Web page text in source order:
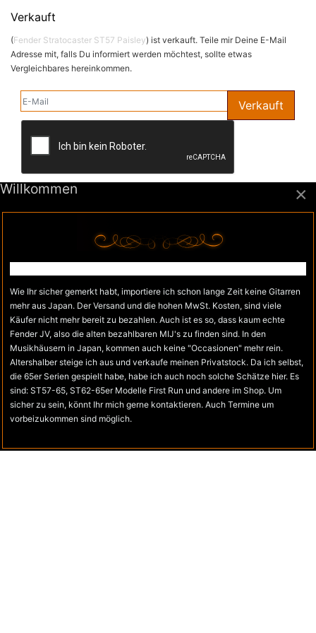
Verkauft
(Fender Stratocaster ST57 Paisley) ist verkauft. Teile mir Deine E-Mail
Adresse mit, falls Du informiert werden möchtest, sollte etwas
Vergleichbares hereinkommen.
E-Mail
Verkauft
×
Willkommen
Wie Ihr sicher gemerkt habt, importiere ich schon lange Zeit keine Gitarren
mehr aus Japan. Der Versand und die hohen MwSt. Kosten, sind viele
Käufer nicht mehr bereit zu bezahlen. Auch ist es so, dass kaum echte
Fender JV, also die alten bezahlbaren MIJ's zu finden sind. In den
Musikhäusern in Japan, kommen auch keine "Occasionen" mehr rein.
Altershalber steige ich aus und verkaufe meinen Privatstock. Da ich selbst,
die 65er Serien gespielt habe, habe ich auch noch solche Schätze hier. Es
sind: ST57-65, ST62-65er Modelle First Run und andere im Shop. Um
sicher zu sein, könnt Ihr mich gerne kontaktieren. Auch Termine um
vorbeizukommen sind möglich.